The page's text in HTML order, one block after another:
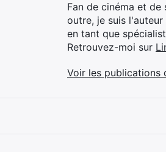
Fan de cinéma et de
outre, je suis
en tant que
Retrouvez-moi sur
Voir les publications